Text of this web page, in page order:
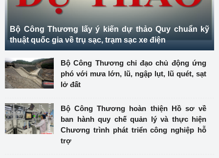
Bộ Công Thương lấy ý kiến dự thảo Quy chuẩn kỹ
thuật quốc gia về trụ sạc, trạm sạc xe điện
Bộ Công Thương chỉ đạo chủ động ứng
phó với mưa lớn, lũ, ngập lụt, lũ quét, sạt
lở đất
Bộ Công Thương hoàn thiện Hồ sơ về
ban hành quy chế quản lý và thực hiện
Chương trình phát triển công nghiệp hỗ
trợ